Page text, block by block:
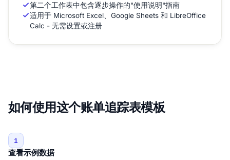
第二个工作表中包含逐步操作的"使用说明"指南
适用于 Microsoft Excel、Google Sheets 和 LibreOffice
Calc - 无需设置或注册
如何使用这个账单追踪表模板
1
查看示例数据